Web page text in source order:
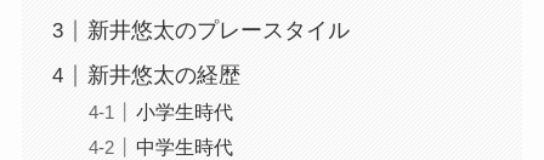
新井悠太のプレースタイル
新井悠太の経歴
小学生時代
中学生時代